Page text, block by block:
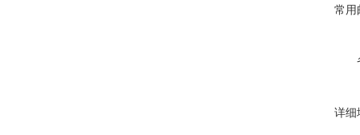
常用
详细